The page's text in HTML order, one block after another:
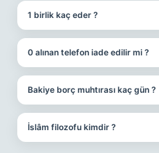
1 birlik kaç eder ?
0 alınan telefon iade edilir mi ?
Bakiye borç muhtırası kaç gün ?
İslâm filozofu kimdir ?